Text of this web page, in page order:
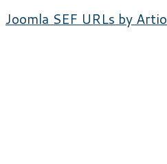
Joomla SEF URLs by Artio